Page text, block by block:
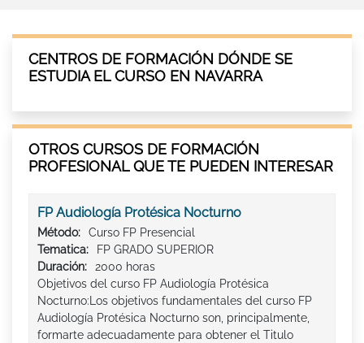
CENTROS DE FORMACIÓN DÓNDE SE
ESTUDIA EL CURSO EN NAVARRA
OTROS CURSOS DE FORMACIÓN
PROFESIONAL QUE TE PUEDEN INTERESAR
FP Audiología Protésica Nocturno
Método:
Curso FP Presencial
Tematica:
FP GRADO SUPERIOR
Duración:
2000 horas
Objetivos del curso FP Audiología Protésica
Nocturno:Los objetivos fundamentales del curso FP
Audiología Protésica Nocturno son, principalmente,
formarte adecuadamente para obtener el Titulo